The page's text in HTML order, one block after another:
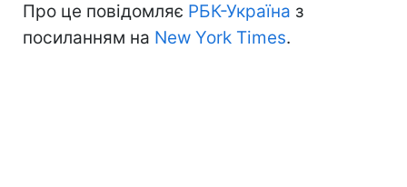
Про це повідомляє РБК-Україна з
посиланням на New York Times.